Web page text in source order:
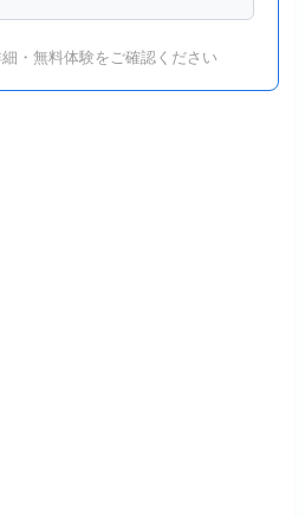
・無料体験をご確認ください